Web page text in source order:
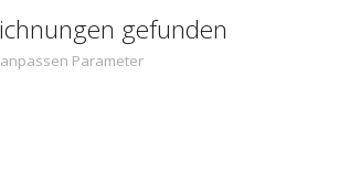
gefunden
Parameter